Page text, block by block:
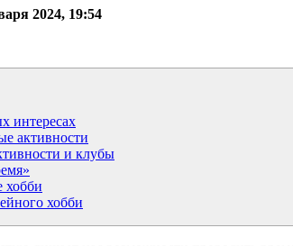
2024, 19:54
интересах
активности
и клубы
хобби
хобби